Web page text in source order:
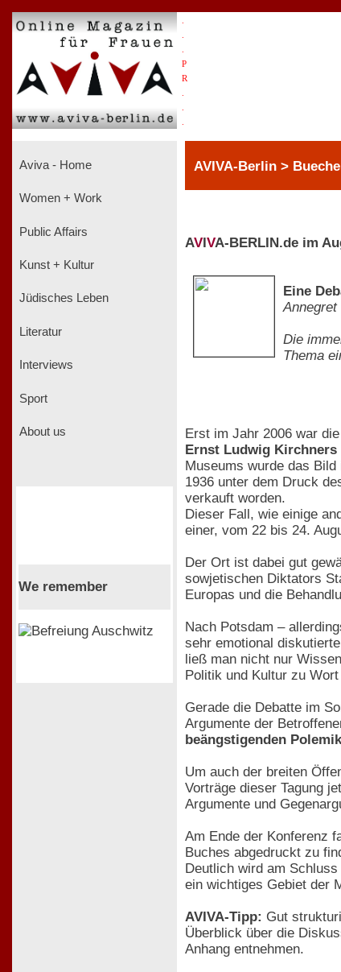
P
R
Aviva - Home
Women + Work
Public Affairs
Kunst + Kultur
Jüdisches Leben
Literatur
Interviews
Sport
About us
We remember
AVIVA-Berlin >
AV VA-BERLIN.de im
Eine
Annegret
Die
Thema
Erst im Jahr 2006 war
Ernst Ludwig Kirchners
Museums wurde das
1936 unter dem Druck
verkauft worden.
Dieser Fall, wie einige
einer, vom 22 bis 24.
Der Ort ist dabei gut
sowjetischen Diktators
Europas und die
Nach Potsdam –
sehr emotional
ließ man nicht nur
Politik und Kultur zu
Gerade die Debatte im
Argumente der
beängstigenden
Um auch der breiten
Vorträge dieser Tagung
Argumente und
Am Ende der Konferenz
Buches abgedruckt zu
Deutlich wird am
ein wichtiges Gebiet der
AVIVA-Tipp: Gut
Überblick über die
Anhang entnehmen.